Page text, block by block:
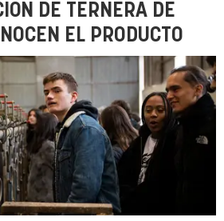
DE TERNERA DE
EL PRODUCTO